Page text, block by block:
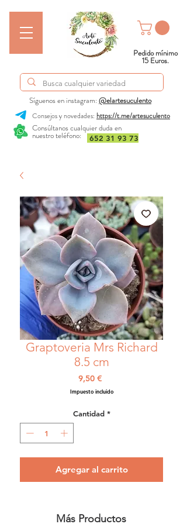
Consúltanos cualquier duda en
nuestro teléfono:
Síguenos en instagram:@elartesuculento
652 31 93 73
Consejos y novedades: https://t.me/artesuculento
Pedido mínimo
15 Euros.
Graptoveria Mrs Richard
8.5 cm
9,50 €Precio
Impuesto incluido
Cantidad *
Agregar al carrito
Más Productos